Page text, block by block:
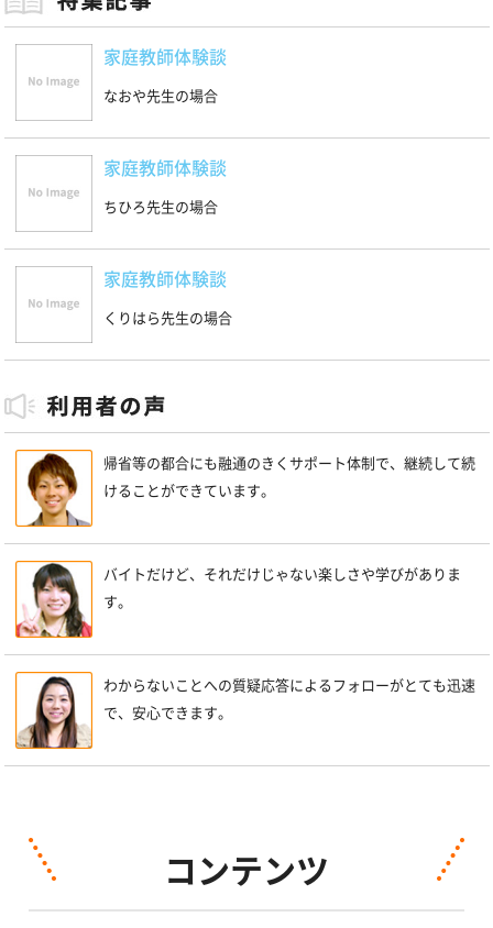
家庭教師体験談
なおや先生の場合
家庭教師体験談
ちひろ先生の場合
家庭教師体験談
くりはら先生の場合
帰省等の都合にも融通のきくサポート体制で、継続して続
けることができています。
バイトだけど、それだけじゃない楽しさや学びがありま
す。
わからないことへの質疑応答によるフォローがとても迅速
で、安心できます。
コンテンツ